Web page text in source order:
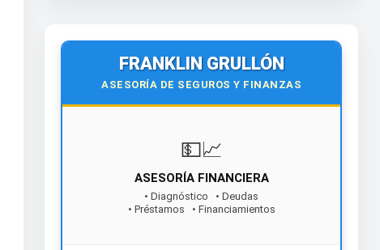
FRANKLIN GRULLÓN
ASESORÍA DE SEGUROS Y FINANZAS
💵📈
ASESORÍA FINANCIERA
• Diagnóstico • Deudas
• Préstamos • Financiamientos
¡Contáctanos hoy!